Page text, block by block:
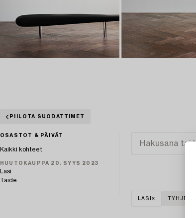
PIILOTA SUODATTIMET
OSASTOT & PÄIVÄT
Kaikki kohteet
HUUTOKAUPPA 20. SYYS 2023
Lasi
Taide
LASI